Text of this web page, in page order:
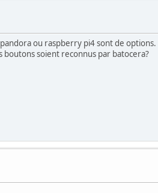
ou raspberry pi4 sont de options.
soient reconnus par batocera?